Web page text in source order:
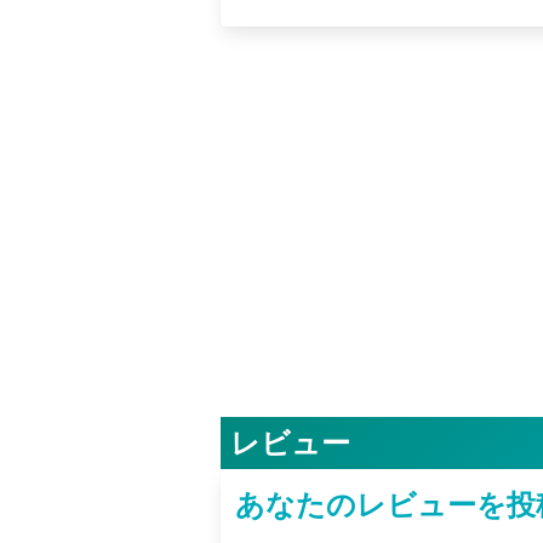
レビュー
あなたのレビューを